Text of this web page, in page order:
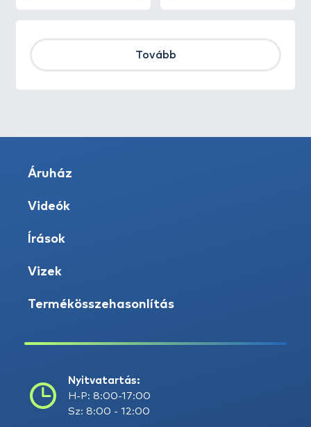
Tovább
Áruház
Videók
Írások
Vizek
Termékösszehasonlítás
Nyitvatartás:
H-P: 8:00-17:00
Sz: 8:00 - 12:00